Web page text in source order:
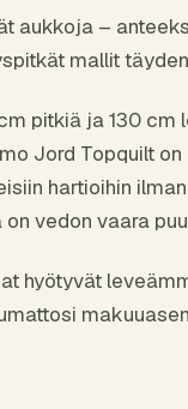
aukkoja –
mallit
pitkiä ja 130
Jord Topquilt
hartioihin
vedon vaara
hyötyvät